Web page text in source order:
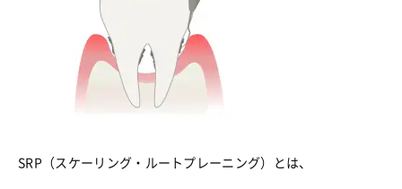
SRP（スケーリング・ルートプレーニング）とは、